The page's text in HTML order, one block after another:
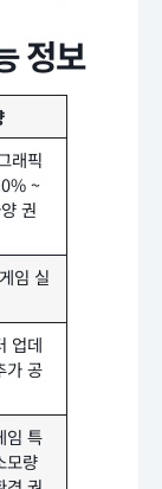
정보
래픽
~
권
임 실
업데
가 공
임 특
모량